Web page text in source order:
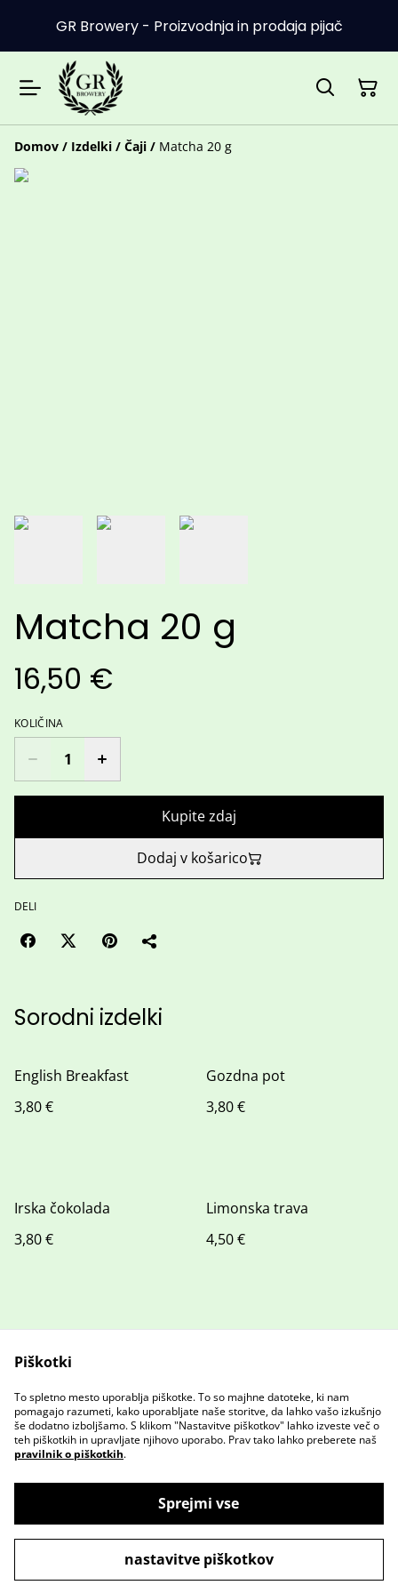
GR Browery - Proizvodnja in prodaja pijač
Domov / Izdelki / Čaji / Matcha 20 g
Matcha 20 g
16,50 €
KOLIČINA
Kupite zdaj
Dodaj v košarico
DELI
Sorodni izdelki
English Breakfast
3,80 €
Gozdna pot
3,80 €
Irska čokolada
3,80 €
Limonska trava
4,50 €
Stopite v stik z nami
Pravni pogoji
Pravilnik o zasebnosti Pravilnik o piškotkih
©2026GR Browery
powered by
Piškotki
To spletno mesto uporablja piškotke. To so majhne datoteke, ki nam
pomagajo razumeti, kako uporabljate naše storitve, da lahko vašo izkušnjo
še dodatno izboljšamo. S klikom "Nastavitve piškotkov" lahko izveste več o
teh piškotkih in upravljate njihovo uporabo. Prav tako lahko preberete naš
pravilnik o piškotkih.
Sprejmi vse
nastavitve piškotkov